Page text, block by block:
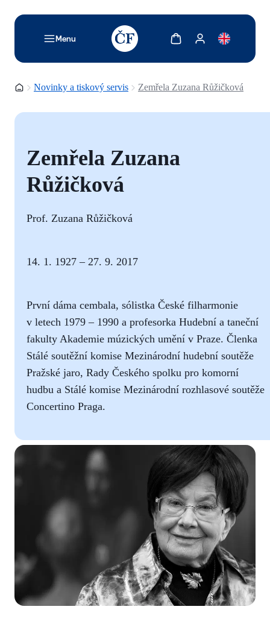
Menu
TODO: Add description for reader
Zobrazit košíkZobrazit můj účet
Domovská stránka
Novinky a tiskový servis Zemřela Zuzana Růžičková
Zemřela Zuzana
Růžičková
Prof. Zuzana Růžičková
14. 1. 1927 – 27. 9. 2017
První dáma cembala, sólistka České filharmonie
v letech 1979 – 1990 a profesorka Hudební a taneční
fakulty Akademie múzických umění v Praze. Členka
Stálé soutěžní komise Mezinárodní hudební soutěže
Pražské jaro, Rady Českého spolku pro komorní
hudbu a Stálé komise Mezinárodní rozhlasové soutěže
Concertino Praga.